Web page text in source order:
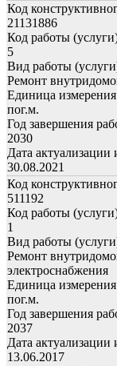
Код
21131886
Код работы
5
Вид работы
Ремонт
Единица
пог.м.
Год завершения
2030
Дата актуализации
30.08.2021
Код
511192
Код работы
1
Вид работы
Ремонт
электроснабжения
Единица
пог.м.
Год завершения
2037
Дата актуализации
13.06.2017